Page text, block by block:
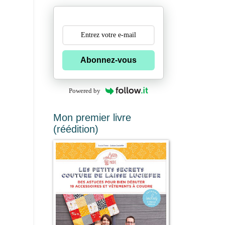
Abonnez-vous
Powered by
Mon premier livre
(réédition)